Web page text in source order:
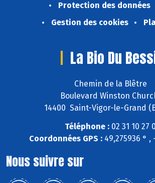
Protection des données
Gestion des cookies
La Bio Du
Chemin de la Blêtre
Boulevard Winston
14400 Saint-Vigor-le-Grand
Téléphone :02 31 10 27
Coordonnées GPS :49,275936 ° ,
Nous suivre sur